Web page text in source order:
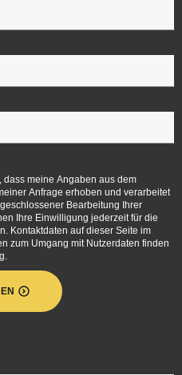
dass meine Angaben aus dem
Anfrage erhoben und verarbeitet
Bearbeitung Ihrer
Ihre Einwilligung jederzeit für die
Kontaktdaten auf dieser Seite im
zum Umgang mit Nutzerdaten finden